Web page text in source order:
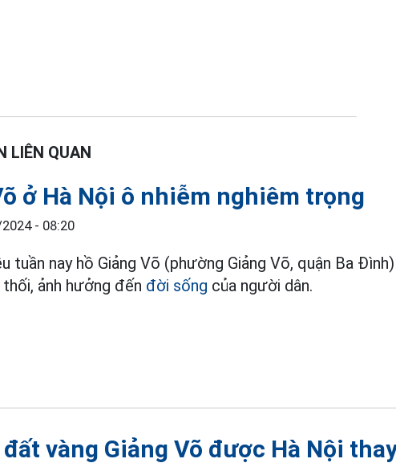
LIÊN QUAN
ở Hà Nội ô nhiễm nghiêm trọng
- 08:20
tuần nay hồ Giảng Võ (phường Giảng Võ, quận Ba
ảnh hưởng đến đời sống của người dân.
vàng Giảng Võ được Hà Nội